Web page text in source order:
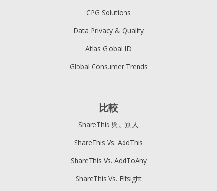
CPG Solutions
Data Privacy & Quality
Atlas Global ID
Global Consumer Trends
比較
ShareThis 與。別人
ShareThis Vs. AddThis
ShareThis Vs. AddToAny
ShareThis Vs. Elfsight